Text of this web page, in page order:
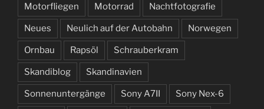
Motorfliegen Motorrad Nachtfotografie
Neues Neulich auf der Autobahn Norwegen
Ornbau Rapsöl Schrauberkram
Skandiblog Skandinavien
Sonnenuntergänge Sony A7II Sony Nex-6